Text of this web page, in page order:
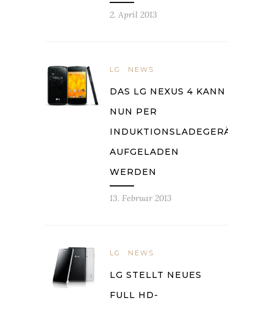
2. April 2013
LG NEWS
DAS LG NEXUS 4 KANN
NUN PER
INDUKTIONSLADEGERÄT
AUFGELADEN
WERDEN
13. Februar 2013
LG NEWS
LG STELLT NEUES
FULL HD-